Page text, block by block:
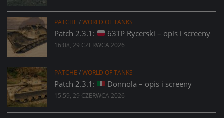
PATCHE /WORLD OF TANKS
Patch 2.3.1: 63TP Rycerski – opis i screeny
16:08, 29 CZERWCA 2026
PATCHE /WORLD OF TANKS
Patch 2.3.1: Donnola – opis i screeny
15:59, 29 CZERWCA 2026